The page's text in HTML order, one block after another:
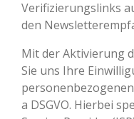
Verifizierungslinks
den
Mit der Aktivierung
Sie uns Ihre
a DSGVO. Hierbei